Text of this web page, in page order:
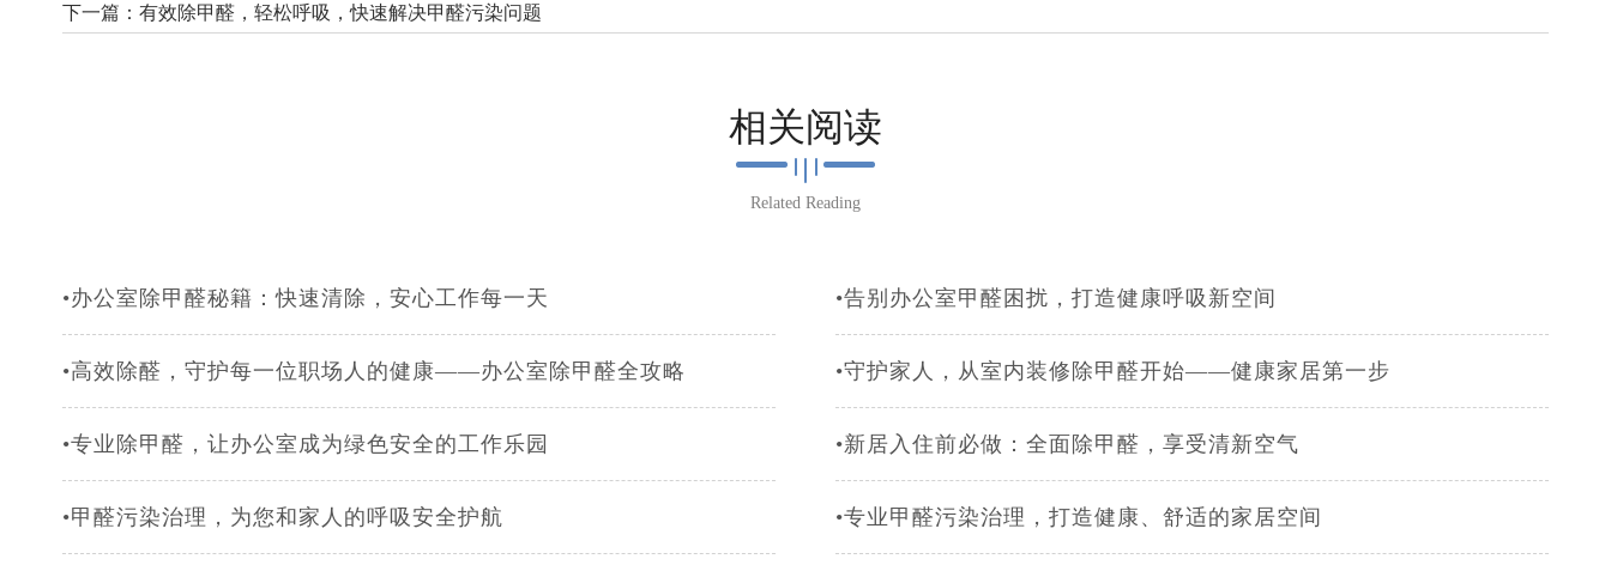
下一篇： 有效除甲醛，轻松呼吸，快速解决甲醛污染问题
相关阅读
Related Reading
•办公室除甲醛秘籍：快速清除，安心工作每一天 •告别办公室甲醛困扰，打造健康呼吸新空间
•高效除醛，守护每一位职场人的健康——办公室除甲醛全攻略 •守护家人，从室内装修除甲醛开始——健康家居第一步
•专业除甲醛，让办公室成为绿色安全的工作乐园 •新居入住前必做：全面除甲醛，享受清新空气
•甲醛污染治理，为您和家人的呼吸安全护航 •专业甲醛污染治理，打造健康、舒适的家居空间